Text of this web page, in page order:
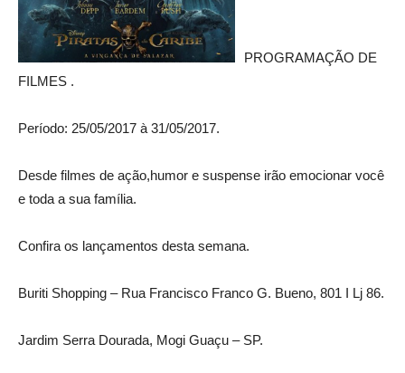
PROGRAMAÇÃO DE
FILMES .
Período: 25/05/2017 à 31/05/2017.
Desde filmes de ação,humor e suspense irão emocionar você
e toda a sua família.
Confira os lançamentos desta semana.
Buriti Shopping – Rua Francisco Franco G. Bueno, 801 I Lj 86.
Jardim Serra Dourada, Mogi Guaçu – SP.